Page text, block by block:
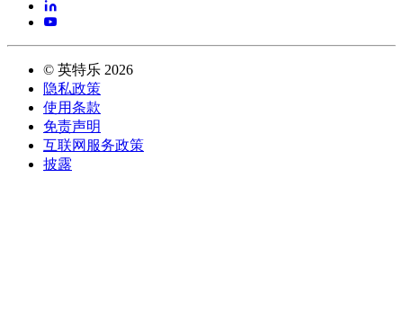
© 英特乐 2026
隐私政策
使用条款
免责声明
互联网服务政策
披露